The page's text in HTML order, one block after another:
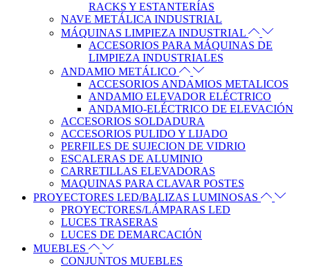
RACKS Y ESTANTERÍAS
NAVE METÁLICA INDUSTRIAL
MÁQUINAS LIMPIEZA INDUSTRIAL
ACCESORIOS PARA MÁQUINAS DE
LIMPIEZA INDUSTRIALES
ANDAMIO METÁLICO
ACCESORIOS ANDAMIOS METALICOS
ANDAMIO ELEVADOR ELÉCTRICO
ANDAMIO-ELÉCTRICO DE ELEVACIÓN
ACCESORIOS SOLDADURA
ACCESORIOS PULIDO Y LIJADO
PERFILES DE SUJECION DE VIDRIO
ESCALERAS DE ALUMINIO
CARRETILLAS ELEVADORAS
MAQUINAS PARA CLAVAR POSTES
PROYECTORES LED/BALIZAS LUMINOSAS
PROYECTORES/LÁMPARAS LED
LUCES TRASERAS
LUCES DE DEMARCACIÓN
MUEBLES
CONJUNTOS MUEBLES